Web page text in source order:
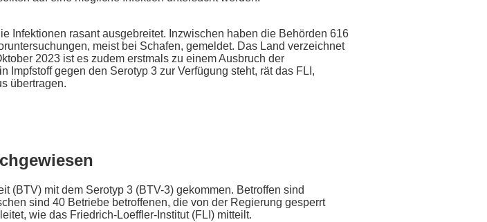
Infektionen rasant ausgebreitet. Inzwischen haben die Behörden 616
meist bei Schafen, gemeldet. Das Land verzeichnet
2023 ist es zudem erstmals zu einem Ausbruch der
gegen den Serotyp 3 zur Verfügung steht, rät das FLI,
übertragen.
(BTV) mit dem Serotyp 3 (BTV-3) gekommen. Betroffen sind
sind 40 Betriebe betroffenen, die von der Regierung gesperrt
wie das Friedrich-Loeffler-Institut (FLI) mitteilt.